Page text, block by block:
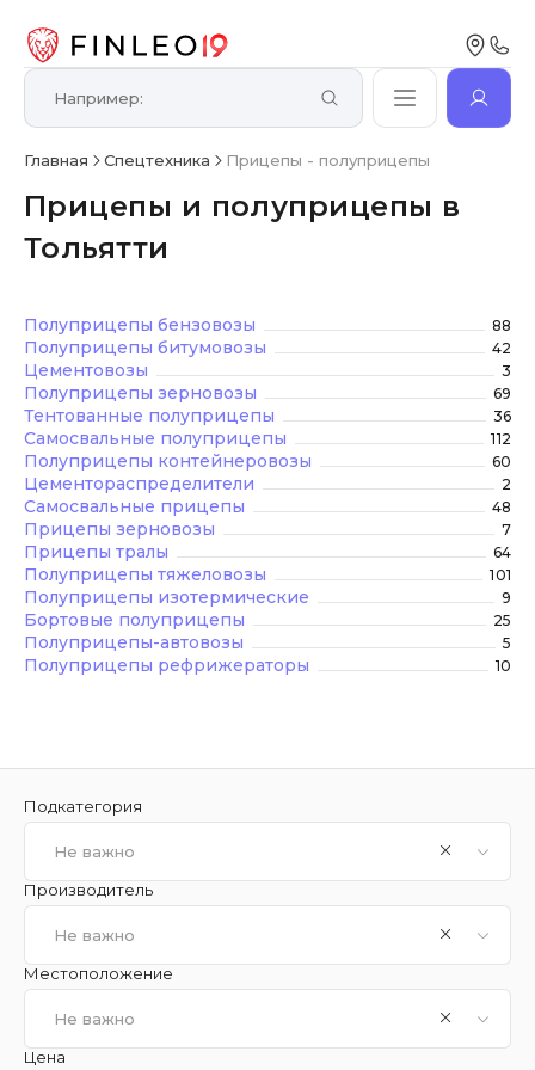
Главная Спецтехника Прицепы - полуприцепы
Прицепы и полуприцепы в
Тольятти
Полуприцепы бензовозы 88
Полуприцепы битумовозы 42
Цементовозы 3
Полуприцепы зерновозы 69
Тентованные полуприцепы 36
Самосвальные полуприцепы 112
Полуприцепы контейнеровозы 60
Цементораспределители 2
Самосвальные прицепы 48
Прицепы зерновозы 7
Прицепы тралы 64
Полуприцепы тяжеловозы 101
Полуприцепы изотермические 9
Бортовые полуприцепы 25
Полуприцепы-автовозы 5
Полуприцепы рефрижераторы 10
Подкатегория
Не важно
Производитель
Не важно
Местоположение
Не важно
Цена